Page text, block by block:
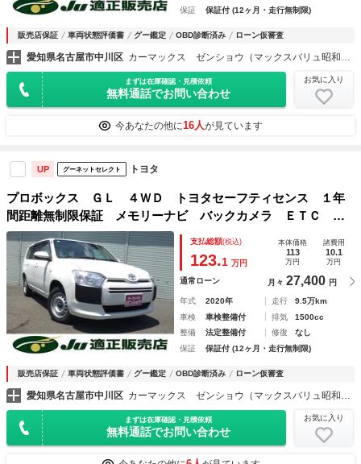
保証
保証付 (12ヶ月・走行無制限)
販売店保証 車両状態評価書 グー鑑定 OBD診断済み ローン仮審査
愛知県名古屋市中川区
まずは在庫確認・見積依頼
無料通話でお問い合わせ
お気に入り
今あなたの他に16人が見ています
UP グーネットセレクト トヨタ
プロボックス ＧＬ ４ＷＤ トヨタセーフティセンス １年
間距離無制限保証 メモリーナビ バックカメラ ＥＴＣ 電
動格納ミラー Ｂｌｕｅｔｏｏｔｈ ドライブレコーダー ワ
ンオーナー車 禁煙車 内外装清掃済み
支払総額(税込)
123.1 万円
本体価格
113
万円
諸費用
10.1
万円
通常ローン 月々 27,400 円
年式 2020年 走行
9.5万km
車検
車検整備付 排気
1500cc
整備
法定整備付 修復
なし
保証
保証付 (12ヶ月・走行無制限)
販売店保証 車両状態評価書 グー鑑定 OBD診断済み ローン仮審査
愛知県名古屋市中川区
まずは在庫確認・見積依頼
無料通話でお問い合わせ
お気に入り